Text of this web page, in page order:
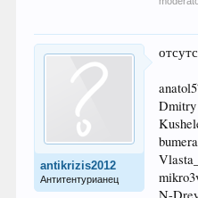
antikrizis2012
Антитентурианец
Dmitry